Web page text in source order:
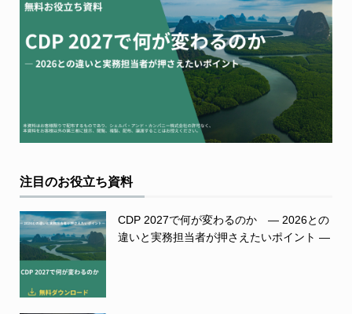
注目のお役立ち資料
CDP 2027で何が変わるのか ― 2026との
違いと実務担当者が押さえたいポイント ―